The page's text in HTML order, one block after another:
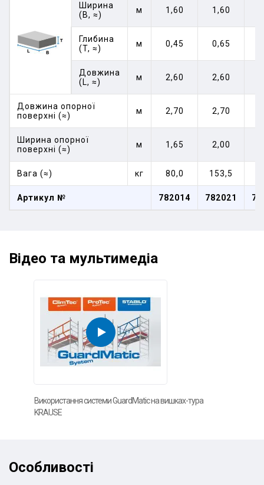
Артикул № 782014 782021
Ширина
(B, ≈)
м 1,60 1,60
Глибина
(T, ≈)
м 0,45 0,65
Довжина
(L, ≈)
м 2,60 2,60
Довжина опорної
поверхні (≈)
м 2,70 2,70
Ширина опорної
поверхні (≈)
м 1,65 2,00
Вага (≈) кг 80,0 153,5
Відео та мультимедіа
Використання системи GuardMatic на вишках-тура
KRAUSE
Особливості